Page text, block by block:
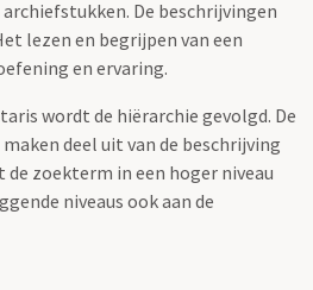
De beschrijvingen
lezen en begrijpen van een
en ervaring.
wordt de hiërarchie gevolgd. De
deel uit van de beschrijving
de zoekterm in een hoger niveau
niveaus ook aan de